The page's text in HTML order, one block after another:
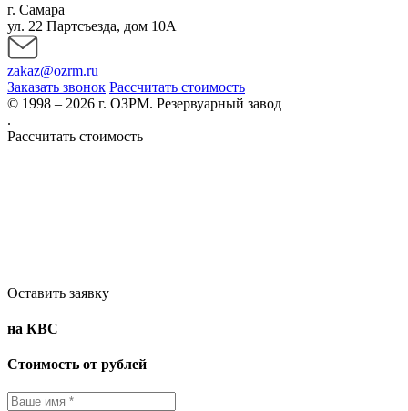
г. Самара
ул. 22 Партсъезда, дом 10А
zakaz@ozrm.ru
Заказать звонок Рассчитать стоимость
© 1998 – 2026 г. ОЗРМ. Резервуарный завод
.
Рассчитать стоимость
Оставить заявку
на КВС
Стоимость от рублей